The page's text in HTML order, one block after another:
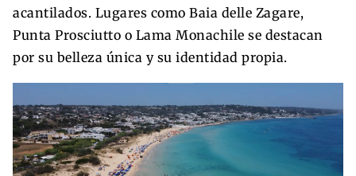
acantilados. Lugares como Baia delle Zagare,
Punta Prosciutto o Lama Monachile se destacan
por su belleza única y su identidad propia.